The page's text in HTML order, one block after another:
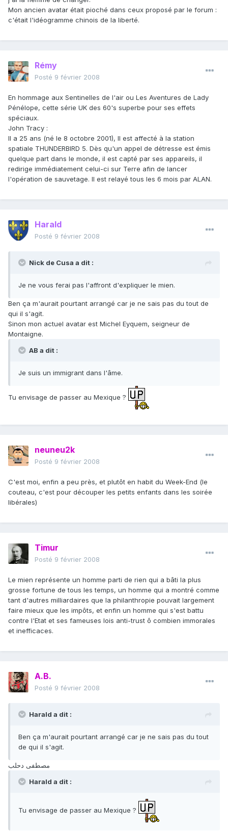
Mon ancien avatar était pioché dans ceux proposé par le forum :
c'était l'idéogramme chinois de la liberté.
Rémy
Posté 9 février 2008
En hommage aux Sentinelles de l'air ou Les Aventures de Lady
Pénélope, cette série UK des 60's superbe pour ses effets
spéciaux.
John Tracy :
Il a 25 ans (né le 8 octobre 2001), Il est affecté à la station
spatiale THUNDERBIRD 5. Dès qu'un appel de détresse est émis
quelque part dans le monde, il est capté par ses appareils, il
redirige immédiatement celui-ci sur Terre afin de lancer
l'opération de sauvetage. Il est relayé tous les 6 mois par ALAN.
Harald
Posté 9 février 2008
Nick de Cusa a dit :
Je ne vous ferai pas l'affront d'expliquer le mien.
Ben ça m'aurait pourtant arrangé car je ne sais pas du tout de
qui il s'agit.
Sinon mon actuel avatar est Michel Eyquem, seigneur de
Montaigne.
AB a dit :
Je suis un immigrant dans l'âme.
Tu envisage de passer au Mexique ?
neuneu2k
Posté 9 février 2008
C'est moi, enfin a peu près, et plutôt en habit du Week-End (le
couteau, c'est pour découper les petits enfants dans les soirée
libérales)
Timur
Posté 9 février 2008
Le mien représente un homme parti de rien qui a bâti la plus
grosse fortune de tous les temps, un homme qui a montré comme
tant d'autres milliardaires que la philanthropie pouvait largement
faire mieux que les impôts, et enfin un homme qui s'est battu
contre l'Etat et ses fameuses lois anti-trust ô combien immorales
et inefficaces.
A.B.
Posté 9 février 2008
Harald a dit :
Ben ça m'aurait pourtant arrangé car je ne sais pas du tout
de qui il s'agit.
مصطفى دحلب
Harald a dit :
Tu envisage de passer au Mexique ?